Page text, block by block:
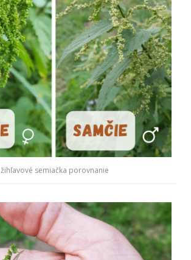
žihľavové semiačka porovnanie